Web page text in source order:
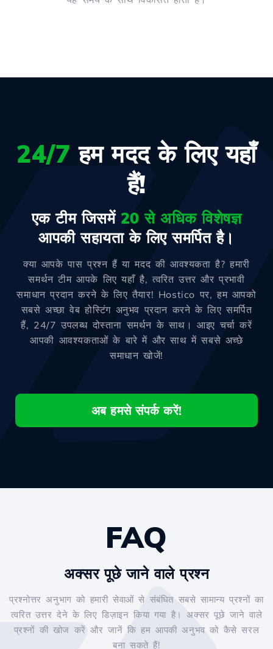
24/7 हम मदद के लिए यहाँ
हैं!
एक टीम जिसमें 20 से अधिक विशेषज्ञ
आपकी सहायता के लिए समर्पित है।
क्या आपके पास प्रश्न हैं या मदद की आवश्यकता है? हमारी
समर्थन टीम आपके लिए यहाँ है, त्वरित उत्तर और प्रभावी
समाधान प्रदान करने के लिए तैयार! Hostico पर, हम आपको
सबसे अच्छा वेब होस्टिंग अनुभव प्रदान करने के लिए समर्पित
हैं, 24/7 उपलब्ध दोस्ताना समर्थन के साथ। आइए चर्चा करें
आपकी आवश्यकताओं के बारे में और साथ में सबसे अच्छे
समाधान खोजें!
अब हमसे संपर्क करें!
FAQ
अक्सर पूछे जाने वाले प्रश्न
प्रश्नोत्तर अनुभाग को हमारी सेवाओं से संबंधित सबसे सामान्य प्रश्नों का
त्वरित उत्तर देने के लिए डिज़ाइन किया गया है। अक्सर पूछे जाने वाले
प्रश्नों की खोज करें और जानें कि हम आपकी अनुभव को कैसे सरल
बना सकते हैं!